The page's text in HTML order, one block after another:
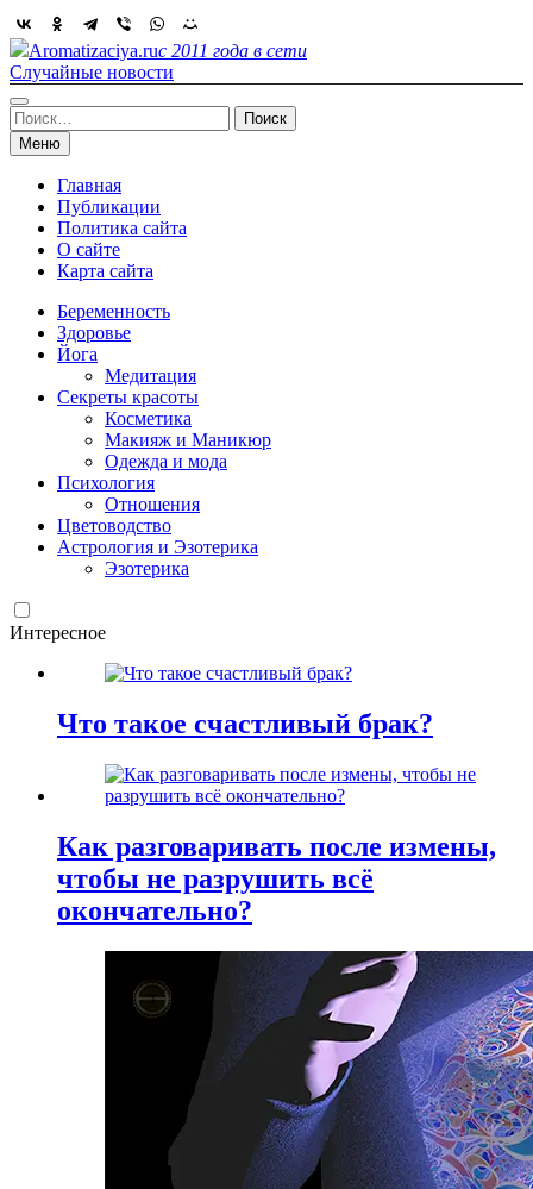
Skip
to
content
Aromatizaciya.ruс 2011 года в сети
Случайные новости
Найти:
Меню
Главная
Публикации
Политика сайта
О сайте
Карта сайта
Беременность
Здоровье
Йога
Медитация
Секреты красоты
Косметика
Макияж и Маникюр
Одежда и мода
Психология
Отношения
Цветоводство
Астрология и Эзотерика
Эзотерика
Интересное
Что такое счастливый брак?
Как разговаривать после измены,
чтобы не разрушить всё
окончательно?